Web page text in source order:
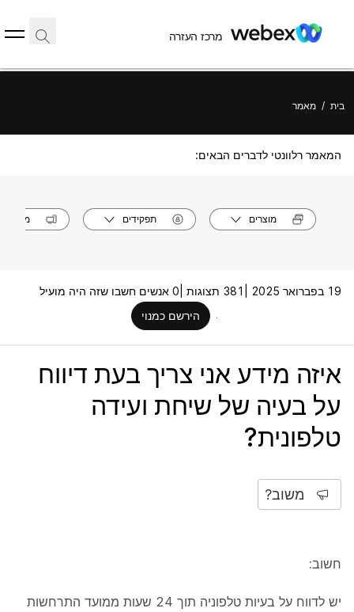
מרכז העזרה
בית / מאמר
המאמר רלוונטי לדברים הבאים:
מוצרים תפקידים
19 בפברואר 2025 | 381 תצוגות |
0 אנשים חשבו שזה היה מועיל
הירשם כמנוי
איזה מידע אני צריך בעת דיווח
על בעיה של שיחת ועידה
טלפונית?
משוב?
חשוב:
יש לדווח על בעיות טלפוניה תוך 24 שעות ממועד התרחשות